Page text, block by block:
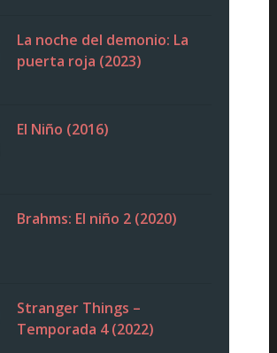
La noche del demonio: La
puerta roja (2023)
El Niño (2016)
Brahms: El niño 2 (2020)
Stranger Things –
Temporada 4 (2022)